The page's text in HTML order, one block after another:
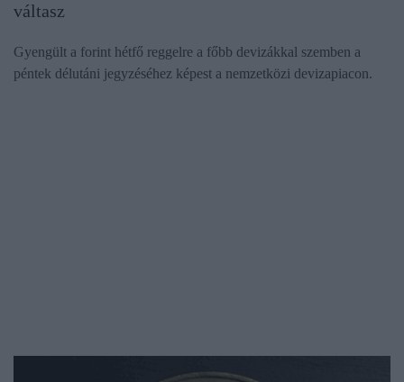
váltasz
Gyengült a forint hétfő reggelre a főbb devizákkal szemben a
péntek délutáni jegyzéséhez képest a nemzetközi devizapiacon.